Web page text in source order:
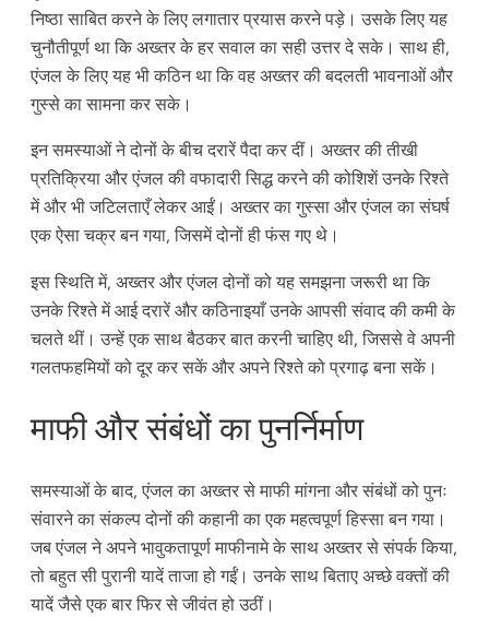
निष्ठा साबित करने के लिए लगातार प्रयास करने पड़े। उसके लिए यह
चुनौतीपूर्ण था कि अख्तर के हर सवाल का सही उत्तर दे सके। साथ ही,
एंजल के लिए यह भी कठिन था कि वह अख्तर की बदलती भावनाओं और
गुस्से का सामना कर सके।
इन समस्याओं ने दोनों के बीच दरारें पैदा कर दीं। अख्तर की तीखी
प्रतिक्रिया और एंजल की वफादारी सिद्ध करने की कोशिशें उनके रिश्ते
में और भी जटिलताएँ लेकर आईं। अख्तर का गुस्सा और एंजल का संघर्ष
एक ऐसा चक्र बन गया, जिसमें दोनों ही फंस गए थे।
इस स्थिति में, अख्तर और एंजल दोनों को यह समझना जरूरी था कि
उनके रिश्ते में आई दरारें और कठिनाइयाँ उनके आपसी संवाद की कमी के
चलते थीं। उन्हें एक साथ बैठकर बात करनी चाहिए थी, जिससे वे अपनी
गलतफहमियों को दूर कर सकें और अपने रिश्ते को प्रगाढ़ बना सकें।
माफी और संबंधों का पुनर्निर्माण
समस्याओं के बाद, एंजल का अख्तर से माफी मांगना और संबंधों को पुनः
संवारने का संकल्प दोनों की कहानी का एक महत्वपूर्ण हिस्सा बन गया।
जब एंजल ने अपने भावुकतापूर्ण माफीनामे के साथ अख्तर से संपर्क किया,
तो बहुत सी पुरानी यादें ताजा हो गईं। उनके साथ बिताए अच्छे वक्तों की
यादें जैसे एक बार फिर से जीवंत हो उठीं।